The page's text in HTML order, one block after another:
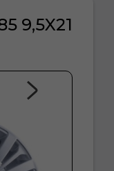
9,5X21